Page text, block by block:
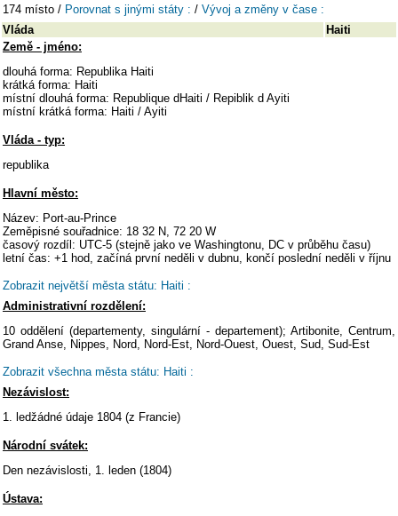
174 místo / Porovnat s jinými státy : / Vývoj a změny v čase :
Vláda
Haiti
Země - jméno:
dlouhá forma: Republika Haiti
krátká forma: Haiti
místní dlouhá forma: Republique dHaiti / Repiblik d Ayiti
místní krátká forma: Haiti / Ayiti
Vláda - typ:
republika
Hlavní město:
Název: Port-au-Prince
Zeměpisné souřadnice: 18 32 N, 72 20 W
časový rozdíl: UTC-5 (stejně jako ve Washingtonu, DC v průběhu času)
letní čas: +1 hod, začíná první neděli v dubnu, končí poslední neděli v říjnu
Zobrazit největší města státu: Haiti :
Administrativní rozdělení:
10 oddělení (departementy, singulární - departement); Artibonite, Centrum,
Grand Anse, Nippes, Nord, Nord-Est, Nord-Ouest, Ouest, Sud, Sud-Est
Zobrazit všechna města státu: Haiti :
Nezávislost:
1. ledžádné údaje 1804 (z Francie)
Národní svátek:
Den nezávislosti, 1. leden (1804)
Ústava: